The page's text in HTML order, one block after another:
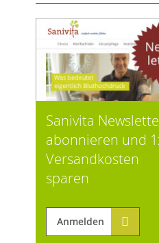
Sanivita
abonnieren und
Versandkosten
sparen
Anmelden